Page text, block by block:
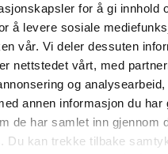
for å gi innhold
å levere sosiale
vår. Vi deler dessuten
nettstedet vårt, med
og
annen informasjon du har
de har samlet inn gjennom
Du kan trekke tilbake